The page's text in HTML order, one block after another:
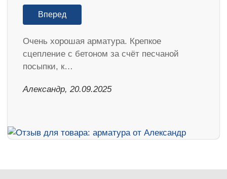
Вперед
Очень хорошая арматура. Крепкое
сцепление с бетоном за счёт песчаной
посыпки, к…
Александр, 20.09.2025